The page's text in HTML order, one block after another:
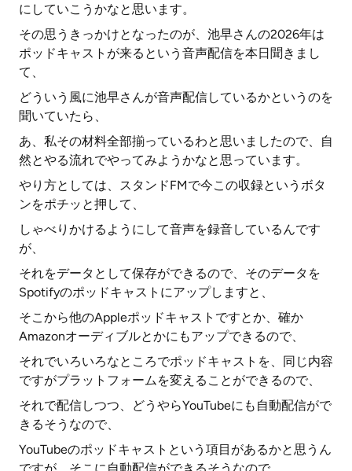
にしていこうかなと思います。
その思うきっかけとなったのが、池早さんの2026年は
ポッドキャストが来るという音声配信を本日聞きまし
て、
どういう風に池早さんが音声配信しているかというのを
聞いていたら、
あ、私その材料全部揃っているわと思いましたので、自
然とやる流れでやってみようかなと思っています。
やり方としては、スタンドFMで今この収録というボタ
ンをポチッと押して、
しゃべりかけるようにして音声を録音しているんです
が、
それをデータとして保存ができるので、そのデータを
Spotifyのポッドキャストにアップしますと、
そこから他のAppleポッドキャストですとか、確か
Amazonオーディブルとかにもアップできるので、
それでいろいろなところでポッドキャストを、同じ内容
ですがプラットフォームを変えることができるので、
それで配信しつつ、どうやらYouTubeにも自動配信がで
きるそうなので、
YouTubeのポッドキャストという項目があるかと思うん